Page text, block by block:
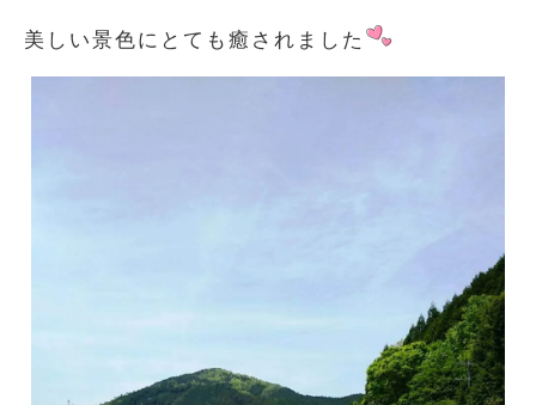
美しい景色にとても癒されました